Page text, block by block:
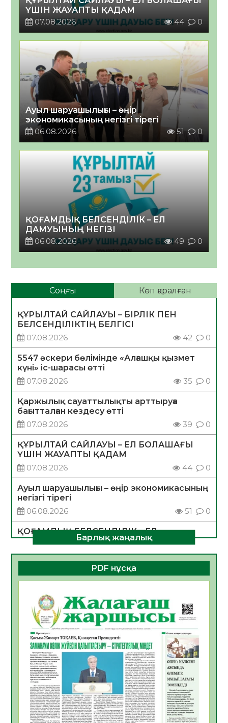
ҮШІН ЖАУАПТЫ ҚАДАМ
07.08.2026
44 0
Ауыл шаруашылығы – өңір
экономикасының негізгі тірегі
06.08.2026
51 0
ҚОҒАМДЫҚ БЕЛСЕНДІЛІК – ЕЛ
ДАМУЫНЫҢ НЕГІЗІ
06.08.2026
49 0
Соңғы Көп қаралған
ҚҰРЫЛТАЙ САЙЛАУЫ – БІРЛІК ПЕН
БЕЛСЕНДІЛІКТІҢ БЕЛГІСІ
07.08.2026
42 0
5547 әскери бөлімінде «Алғашқы қызмет
күні» іс-шарасы өтті
07.08.2026
35 0
Қаржылық сауаттылықты арттыруға
бағытталған кездесу өтті
07.08.2026
39 0
ҚҰРЫЛТАЙ САЙЛАУЫ – ЕЛ БОЛАШАҒЫ
ҮШІН ЖАУАПТЫ ҚАДАМ
07.08.2026
44 0
Ауыл шаруашылығы – өңір экономикасының
негізгі тірегі
06.08.2026
51 0
ҚОҒАМДЫҚ БЕЛСЕНДІЛІК – ЕЛ
ДАМУЫНЫҢ НЕГІЗІ
06.08.2026
49 0
ҚҰРЫЛТАЙ САЙЛАУЫ – БОЛАШАҚҚА
БАСТАР ЖАУАПТЫ ТАҢДАУ
06.08.2026
Инфекциялық ауруларға қарсы иммундау
жұмыстарының тиімділігі
06.08.2026
53
Көкжөтел ауруы туралы
06.08.2026
51
АПВ вакцинасы туралы мәлімет
06.08.2026
49
Барлық жаңалық
PDF нұсқа